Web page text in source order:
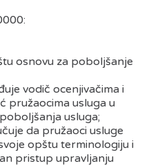
osnovu za poboljšanje
vodič ocenjivačima i
pružaocima usluga u
usluga;
da pružaoci usluge
opštu terminologiju i
pristup upravljanju